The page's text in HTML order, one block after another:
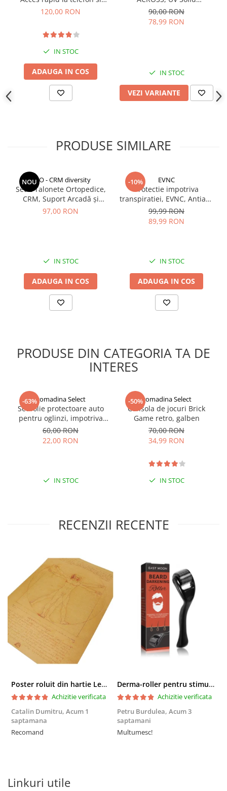
aplicatii, montaj pe unghii,
120,00 RON
IN STOC
ADAUGA IN COS
Extension, non-stick hand,
7ml
90,00 RON
78,99 RON
IN STOC
VEZI VARIANTE
PRODUSE SIMILARE
NOUCCO - CRM diversity
Set 2 Talonete Ortopedice,
CRM, Suport Arcadă și
Amortizare, Negru-Albastru
97,00 RON
IN STOC
ADAUGA IN COS
-10% EVNC
Protectie impotriva
transpiratiei, EVNC, Antiaxa
Shield, absoarbe eficient
transpiratia
99,99 RON
89,99 RON
IN STOC
ADAUGA IN COS
PRODUSE DIN CATEGORIA TA DE
INTERES
-63%gomadina Select
Set folie protectoare auto
pentru oglinzi, impotriva
apei si aburului, Film
Protect
60,00 RON
22,00 RON
IN STOC
-50%gomadina Select
Consola de jocuri Brick
Game retro, galben
70,00 RON
34,99 RON
IN STOC
RECENZII RECENTE
Poster roluit din hartie Leonardo Da Vinci, Vitruvian Man, vintage, 51x35 cm
Achizitie verificata
Catalin Dumitru, Acum 1
saptamana
Recomand
Derma-roller pentru stimularea cresterii parului, scalp si barba, Beard Roller
Achizitie verificata
Petru Burdulea, Acum 3
saptamani
Multumesc!
Linkuri utile